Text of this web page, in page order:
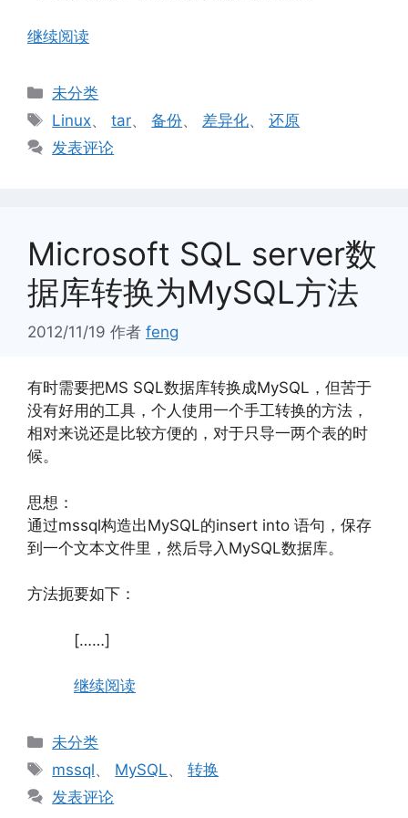
继续阅读
分
类
未分类
标
签
Linux、tar、备份、 差异化、还原
发表评论
Microsoft SQL server数
据库转换为MySQL方法
2012/11/19 作者 feng
有时需要把MS SQL数据库转换成MySQL，但苦于
没有好用的工具，个人使用一个手工转换的方法，
相对来说还是比较方便的，对于只导一两个表的时
候。
思想：
通过mssql构造出MySQL的insert into 语句，保存
到一个文本文件里，然后导入MySQL数据库。
方法扼要如下：
[……]
继续阅读
分
类
未分类
标
签
mssql、 MySQL、转换
发表评论